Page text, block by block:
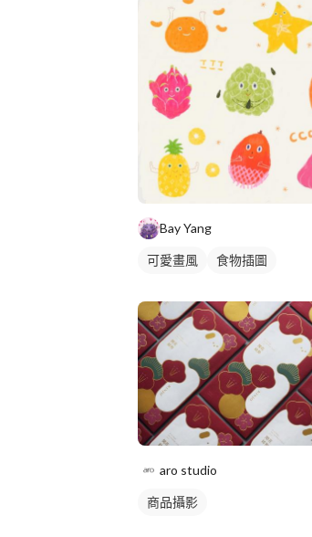
Bay Yang
可愛畫風 食物插圖
aro studio
商品攝影